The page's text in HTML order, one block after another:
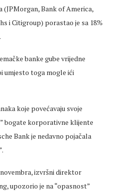
Bank of America,
i Citigroup) porastao je sa 18%
banke gube vrijedne
toga mogle ići
koje povećavaju svoje
bogate korporativne klijente
Bank je nedavno pojačala
izvršni direktor
upozorio je na “opasnost”